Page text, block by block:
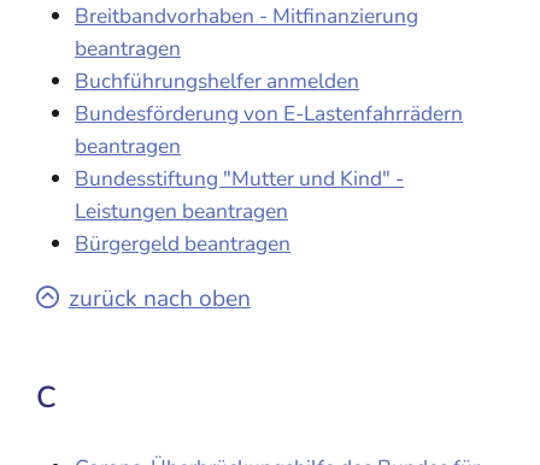
Breitbandvorhaben - Mitfinanzierung
beantragen
Buchführungshelfer anmelden
Bundesförderung von E-Lastenfahrrädern
beantragen
Bundesstiftung "Mutter und Kind" -
Leistungen beantragen
Bürgergeld beantragen
zurück nach oben
C